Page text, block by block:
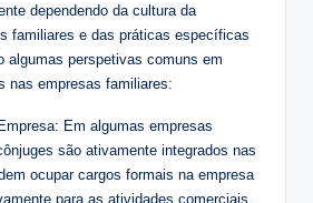
dependendo da cultura da
familiares e das práticas específicas
algumas perspetivas comuns em
nas empresas familiares:
Em algumas empresas
são ativamente integrados nas
ocupar cargos formais na empresa
para as atividades comerciais.